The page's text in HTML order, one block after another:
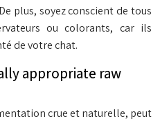
plus, soyez conscient de tous
ou colorants, car ils
de votre chat.
appropriate raw
crue et naturelle, peut